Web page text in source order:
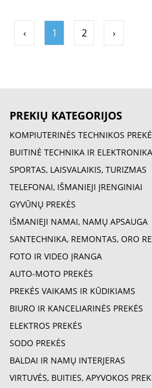
‹ 1 2 ›
PREKIŲ KATEGORIJOS
KOMPIUTERINĖS TECHNIKOS
BUITINĖ TECHNIKA IR ELEKTRONIKA
SPORTAS, LAISVALAIKIS, TURIZMAS
TELEFONAI, IŠMANIEJI ĮRENGINIAI
GYVŪNŲ PREKĖS
IŠMANIEJI NAMAI, NAMŲ APSAUGA
SANTECHNIKA, REMONTAS, ORO
FOTO IR VIDEO ĮRANGA
AUTO-MOTO PREKĖS
PREKĖS VAIKAMS IR KŪDIKIAMS
BIURO IR KANCELIARINĖS PREKĖS
ELEKTROS PREKĖS
SODO PREKĖS
BALDAI IR NAMŲ INTERJERAS
VIRTUVĖS, BUITIES, APYVOKOS